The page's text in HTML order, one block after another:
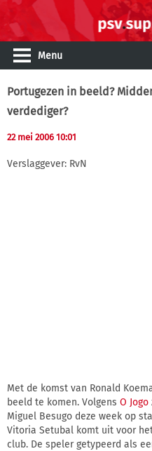
Menu
Portugezen in beeld?
verdediger?
22 mei 2006 10:01
Verslaggever: RvN
Met de komst van Ronald
beeld te komen. Volgens O Jogo
Miguel Besugo deze week op
Vitoria Setubal komt uit voor
club. De speler getypeerd als